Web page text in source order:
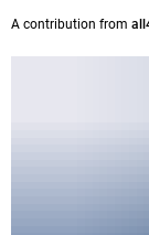
A contribution from